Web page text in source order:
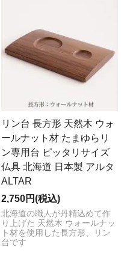
リン台 長方形 天然木 ウォ
ールナット材 たまゆらリ
ン専用台 ピッタリサイズ
仏具 北海道 日本製 アルタ
ALTAR
2,750円(税込)
北海道の職人が丹精込めて作
り上げた 天然木 ウォールナッ
ト材を使用した長方形、リン
台です